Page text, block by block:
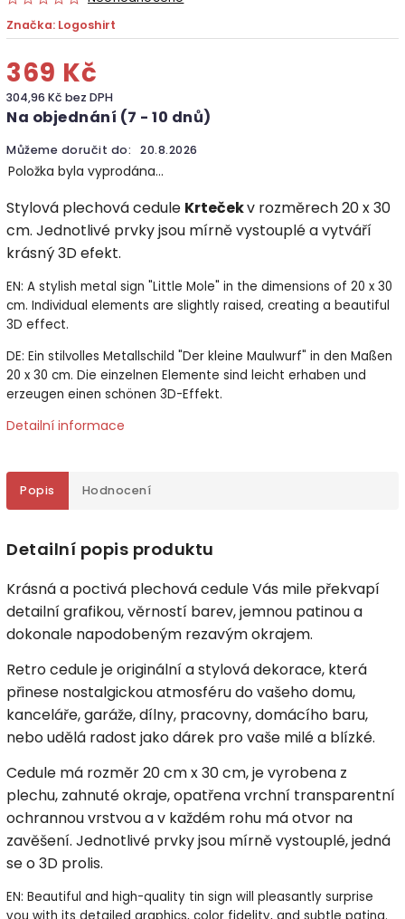
Značka: Logoshirt
369 Kč
304,96 Kč bez DPH
Na objednání (7 - 10 dnů)
Můžeme doručit do: 20.8.2026
Položka byla vyprodána…
Stylová plechová cedule Krtečekv rozměrech 20 x 30
cm. Jednotlivé prvky jsou mírně vystouplé a vytváří
krásný 3D efekt.
EN: A stylish metal sign "Little Mole" in the dimensions of 20 x 30
cm. Individual elements are slightly raised, creating a beautiful
3D effect.
DE: Ein stilvolles Metallschild "Der kleine Maulwurf" in den Maßen
20 x 30 cm. Die einzelnen Elemente sind leicht erhaben und
erzeugen einen schönen 3D-Effekt.
Detailní informace
Popis Hodnocení
Detailní popis produktu
Krásná a poctivá plechová cedule Vás mile překvapí
detailní grafikou, věrností barev, jemnou patinou a
dokonale napodobeným rezavým okrajem.
Retro cedule je originální a stylová dekorace, která
přinese nostalgickou atmosféru do vašeho domu,
kanceláře, garáže, dílny, pracovny, domácího baru,
nebo udělá radost jako dárek pro vaše milé a blízké.
Cedule má rozměr 20 cm x 30 cm, je vyrobena z
plechu, zahnuté okraje, opatřena vrchní transparentní
ochrannou vrstvou a v každém rohu má otvor na
zavěšení. Jednotlivé prvky jsou mírně vystouplé, jedná
se o 3D prolis.
EN: Beautiful and high-quality tin sign will pleasantly surprise